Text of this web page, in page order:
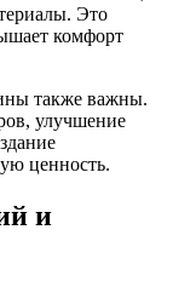
Это
комфорт
также важны.
улучшение
ценность.
и